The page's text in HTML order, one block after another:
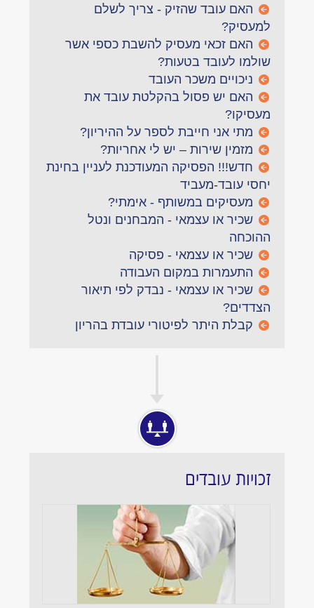
האם עובד שהזיק - צריך לשלם
למעסיק?
האם זכאי מעסיק להשבת כספי אשר
שולמו לעובד בטעות?
ניכויים משכר העובד
האם יש פסול בהקלטת עובד את
מעסיקו?
מתי אני חייבת לספר על ההיריון?
מזמין שירות – יש לי אחריות?
חדש!!! הפסיקה המעודכנת לעניין בחינת
יחסי עובד-מעביד
מעסיקים במשותף - אימתי?
שכיר או עצמאי - המבחנים ונטל
ההוכחה
שכיר או עצמאי - פסיקה
התעמרות במקום העבודה
שכיר או עצמאי - נבדק לפי תיאור
הצדדים?
קבלת היתר לפיטורי עובדת בהריון
זכויות עובדים